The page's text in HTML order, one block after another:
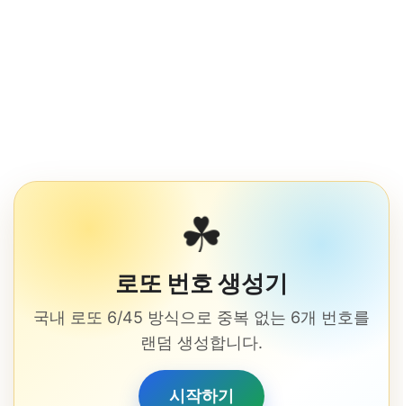
☘
로또 번호 생성기
국내 로또 6/45 방식으로 중복 없는 6개 번호를
랜덤 생성합니다.
시작하기